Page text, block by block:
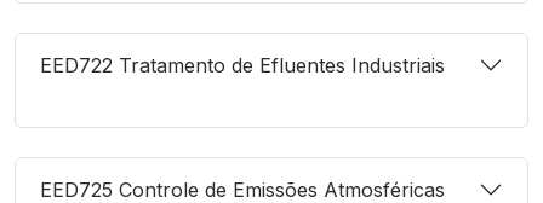
EED722 Tratamento de Efluentes Industriais
EED725 Controle de Emissões Atmosféricas